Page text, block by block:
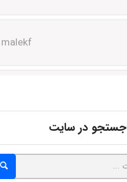
abolfazlkoshehe
A.balandeh
جستجو در سایت